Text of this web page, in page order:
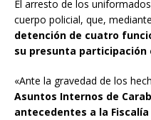
El arresto de los
cuerpo policial, que,
detención de cuatro
su presunta participación
«Ante la gravedad de los
Asuntos Internos de
antecedentes a la